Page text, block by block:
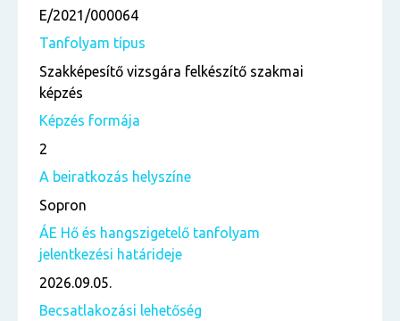
E/2021/000064
Tanfolyam típus
Szakképesítő vizsgára felkészítő szakmai
képzés
Képzés formája
2
A beiratkozás helyszíne
Sopron
ÁE Hő és hangszigetelő tanfolyam
jelentkezési határideje
2026.09.05.
Becsatlakozási lehetőség